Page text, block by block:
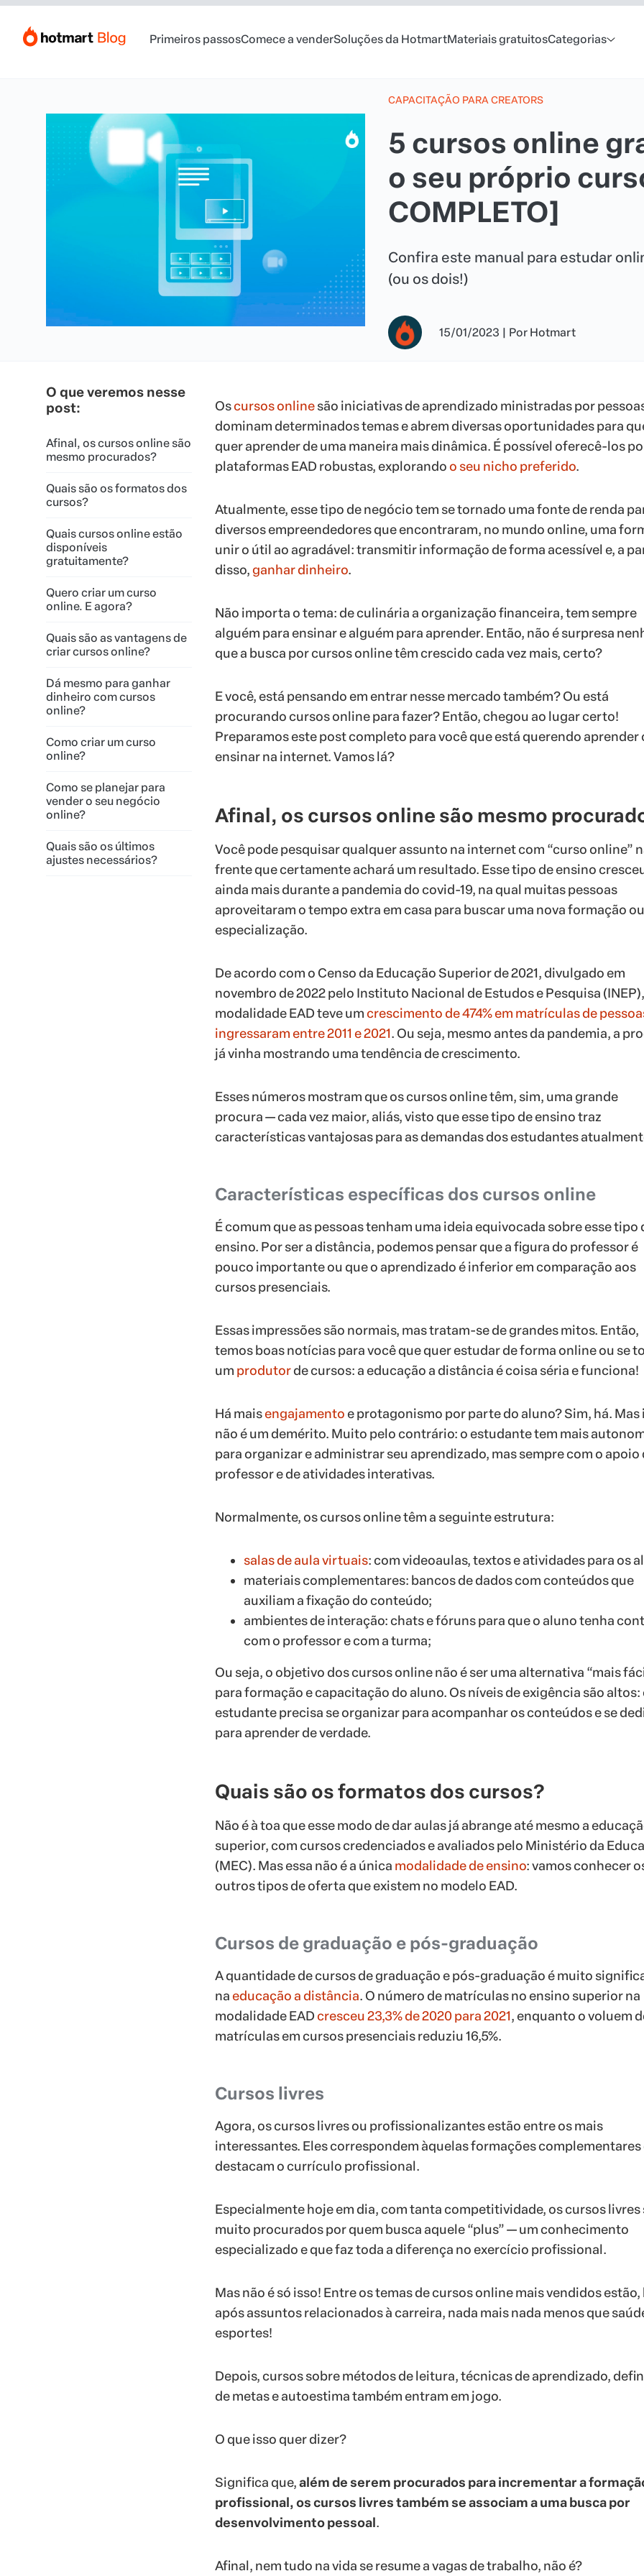
Primeiros passosComece a venderSoluções da HotmartMateriais gratuitosCategorias
CAPACITAÇÃO PARA CREATORS
5 cursos online
o seu próprio
COMPLETO]
Confira este manual para estudar
(ou os dois!)
15/01/2023 | Por Hotmart
O que veremos nesse
post:
Afinal, os cursos online são
mesmo procurados?
Quais são os formatos dos
cursos?
Quais cursos online estão
disponíveis
gratuitamente?
Quero criar um curso
online. E agora?
Quais são as vantagens de
criar cursos online?
Dá mesmo para ganhar
dinheiro com cursos
online?
Como criar um curso
online?
Como se planejar para
vender o seu negócio
online?
Quais são os últimos
ajustes necessários?
Oscursos onlinesão iniciativas de aprendizado ministradas por
dominam determinados temas e abrem diversas oportunidades para
quer aprender de uma maneira mais dinâmica. É possível oferecê-los
plataformas EAD robustas, explorandoo seu nicho preferido.
Atualmente, esse tipo de negócio tem se tornado uma fonte de renda
diversos empreendedores que encontraram, no mundo online, uma
unir o útil ao agradável: transmitir informação de forma acessível e, a
disso,ganhar dinheiro.
Não importa o tema: de culinária a organização financeira, tem sempre
alguém para ensinar e alguém para aprender. Então, não é surpresa
que a busca por cursos online têm crescido cada vez mais, certo?
E você, está pensando em entrar nesse mercado também? Ou está
procurando cursos online para fazer? Então, chegou ao lugar certo!
Preparamos este post completo para você que está querendo aprender
ensinar na internet. Vamos lá?
Afinal, os cursos online são mesmo
Você pode pesquisar qualquer assunto na internet com “curso online”
frente que certamente achará um resultado. Esse tipo de ensino
ainda mais durante a pandemia do covid-19, na qual muitas pessoas
aproveitaram o tempo extra em casa para buscar uma nova formação ou
especialização.
De acordo com o Censo da Educação Superior de 2021, divulgado em
novembro de 2022 pelo Instituto Nacional de Estudos e Pesquisa
modalidade EAD teve umcrescimento de 474% em matrículas de
ingressaram entre 2011 e 2021. Ou seja, mesmo antes da pandemia, a
já vinha mostrando uma tendência de crescimento.
Esses números mostram que os cursos online têm, sim, uma grande
procura — cada vez maior, aliás, visto que esse tipo de ensino traz
características vantajosas para as demandas dos estudantes
Características específicas dos cursos online
É comum que as pessoas tenham uma ideia equivocada sobre esse tipo
ensino. Por ser a distância, podemos pensar que a figura do professor é
pouco importante ou que o aprendizado é inferior em comparação aos
cursos presenciais.
Essas impressões são normais, mas tratam-se de grandes mitos. Então,
temos boas notícias para você que quer estudar de forma online ou se
um produtorde cursos: a educação a distância é coisa séria e funciona!
Há maisengajamentoe protagonismo por parte do aluno? Sim, há. Mas
não é um demérito. Muito pelo contrário: o estudante tem mais
para organizar e administrar seu aprendizado, mas sempre com o apoio
professor e de atividades interativas.
Normalmente, os cursos online têm a seguinte estrutura:
salas de aula virtuais: com videoaulas, textos e atividades para os
materiais complementares: bancos de dados com conteúdos que
auxiliam a fixação do conteúdo;
ambientes de interação: chats e fóruns para que o aluno tenha
com o professor e com a turma;
Ou seja, o objetivo dos cursos online não é ser uma alternativa “mais
para formação e capacitação do aluno. Os níveis de exigência são altos:
estudante precisa se organizar para acompanhar os conteúdos e se
para aprender de verdade.
Quais são os formatos dos cursos?
Não é à toa que esse modo de dar aulas já abrange até mesmo a
superior, com cursos credenciados e avaliados pelo Ministério da
(MEC). Mas essa não é a única modalidade de ensino: vamos conhecer
outros tipos de oferta que existem no modelo EAD.
Cursos de graduação e pós-graduação
A quantidade de cursos de graduação e pós-graduação é muito
naeducação a distância. O número de matrículas no ensino superior na
modalidade EADcresceu 23,3% de 2020 para 2021, enquanto o voluem
matrículas em cursos presenciais reduziu 16,5%.
Cursos livres
Agora, os cursos livres ou profissionalizantes estão entre os mais
interessantes. Eles correspondem àquelas formações complementares
destacam o currículo profissional.
Especialmente hoje em dia, com tanta competitividade, os cursos livres
muito procurados por quem busca aquele “plus” — um conhecimento
especializado e que faz toda a diferença no exercício profissional.
Mas não é só isso! Entre os temas de cursos online mais vendidos
após assuntos relacionados à carreira, nada mais nada menos que
esportes!
Depois, cursos sobre métodos de leitura, técnicas de aprendizado,
de metas e autoestima também entram em jogo.
O que isso quer dizer?
Significa que,além de serem procurados para incrementar a
profissional, os cursos livres também se associam a uma busca por
desenvolvimento pessoal.
Afinal, nem tudo na vida se resume a vagas de trabalho, não é?